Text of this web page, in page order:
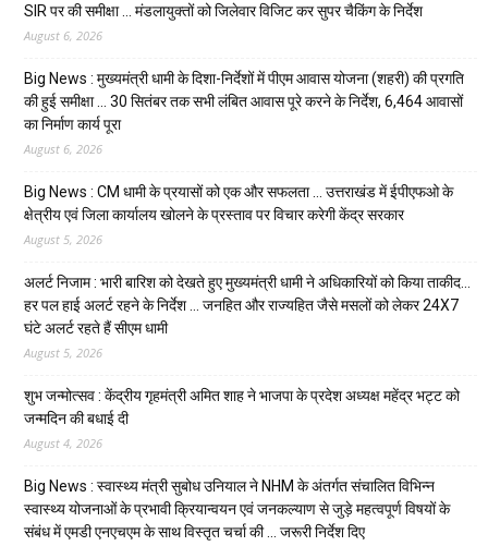
SIR पर की समीक्षा … मंडलायुक्तों को जिलेवार विजिट कर सुपर चैकिंग के निर्देश
August 6, 2026
Big News : मुख्यमंत्री धामी के दिशा-निर्देशों में पीएम आवास योजना (शहरी) की प्रगति
की हुई समीक्षा … 30 सितंबर तक सभी लंबित आवास पूरे करने के निर्देश, 6,464 आवासों
का निर्माण कार्य पूरा
August 6, 2026
Big News : CM धामी के प्रयासों को एक और सफलता … उत्तराखंड में ईपीएफओ के
क्षेत्रीय एवं जिला कार्यालय खोलने के प्रस्ताव पर विचार करेगी केंद्र सरकार
August 5, 2026
अलर्ट निजाम : भारी बारिश को देखते हुए मुख्यमंत्री धामी ने अधिकारियों को किया ताकीद…
हर पल हाई अलर्ट रहने के निर्देश … जनहित और राज्यहित जैसे मसलों को लेकर 24X7
घंटे अलर्ट रहते हैं सीएम धामी
August 5, 2026
शुभ जन्मोत्सव : केंद्रीय गृहमंत्री अमित शाह ने भाजपा के प्रदेश अध्यक्ष महेंद्र भट्ट को
जन्मदिन की बधाई दी
August 4, 2026
Big News : स्वास्थ्य मंत्री सुबोध उनियाल ने NHM के अंतर्गत संचालित विभिन्न
स्वास्थ्य योजनाओं के प्रभावी क्रियान्वयन एवं जनकल्याण से जुड़े महत्वपूर्ण विषयों के
संबंध में एमडी एनएचएम के साथ विस्तृत चर्चा की … जरूरी निर्देश दिए